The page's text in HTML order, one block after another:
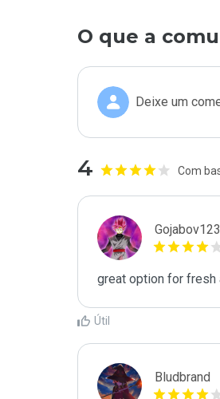
O que a
Deixe um
4 Com
Gojabov123
great option for fresh
Útil
Bludbrand